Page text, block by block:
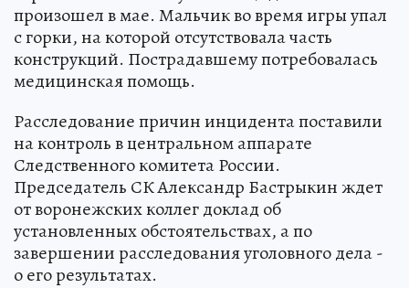
произошел в мае. Мальчик во время игры упал
с горки, на которой отсутствовала часть
конструкций. Пострадавшему потребовалась
медицинская помощь.
Расследование причин инцидента поставили
на контроль в центральном аппарате
Следственного комитета России.
Председатель СК Александр Бастрыкин ждет
от воронежских коллег доклад об
установленных обстоятельствах, а по
завершении расследования уголовного дела -
о его результатах.